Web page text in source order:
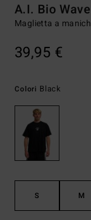
A.I. Bio
Maglietta a
39,95 €
Colori Black
S M